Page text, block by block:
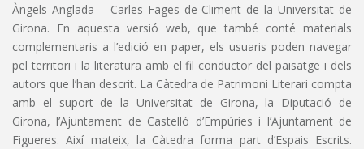
Àngels Anglada – Carles Fages de Climent de la Universitat de
Girona. En aquesta versió web, que també conté materials
complementaris a l’edició en paper, els usuaris poden navegar
pel territori i la literatura amb el fil conductor del paisatge i dels
autors que l’han descrit. La Càtedra de Patrimoni Literari compta
amb el suport de la Universitat de Girona, la Diputació de
Girona, l’Ajuntament de Castelló d’Empúries i l’Ajuntament de
Figueres. Així mateix, la Càtedra forma part d’Espais Escrits.